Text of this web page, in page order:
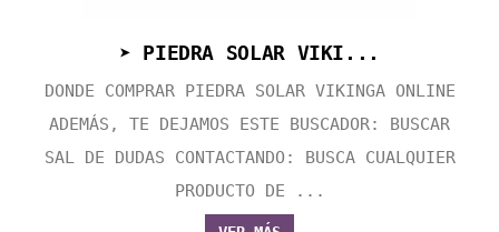
➤ PIEDRA SOLAR VIKI...
DONDE COMPRAR PIEDRA SOLAR VIKINGA ONLINE
ADEMÁS, TE DEJAMOS ESTE BUSCADOR: BUSCAR
SAL DE DUDAS CONTACTANDO: BUSCA CUALQUIER
PRODUCTO DE ...